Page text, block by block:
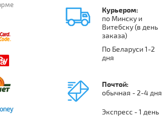
Курьером:
по Минску и
Витебску (в день
заказа)
По Беларуси 1-2
дня
Почтой:
обычная - 2-4 дня
Экспресс - 1 день